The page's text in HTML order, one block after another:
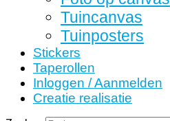
Tuincanvas
Tuinposters
Stickers
Taperollen
Inloggen / Aanmelden
Creatie realisatie